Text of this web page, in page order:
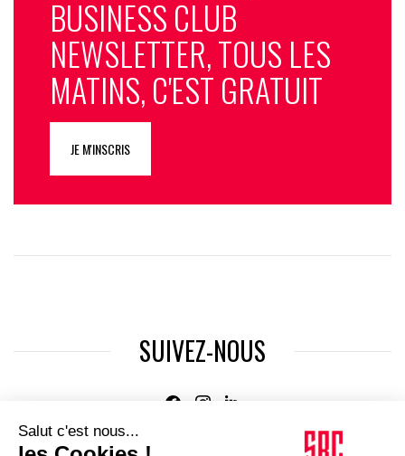
BUSINESS CLUB
NEWSLETTER, TOUS LES
MATINS, C'EST GRATUIT
JE M'INSCRIS
SUIVEZ-NOUS